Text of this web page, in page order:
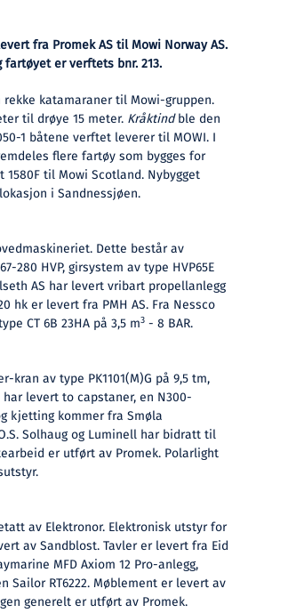
fra Promek AS til Mowi Norway AS.
fartøyet er verftets bnr. 213.
katamaraner til Mowi-gruppen.
til drøye 15 meter. Kråktindble den
1 båtene verftet leverer til MOWI. I
flere fartøy som bygges for
til Mowi Scotland. Nybygget
i Sandnessjøen.
Dette består av
280 HVP, girsystem av type HVP65E
AS har levert vribart propellanlegg
hk er levert fra PMH AS. Fra Nessco
CT 6B 23HA på 3,5 m3 - 8 BAR.
av type PK1101(M)G på 9,5 tm,
levert to capstaner, en N300-
kjetting kommer fra Smøla
Solhaug og Luminell har bidratt til
er utført av Promek. Polarlight
av Elektronor. Elektronisk utstyr for
av Sandblost. Tavler er levert fra Eid
MFD Axiom 12 Pro-anlegg,
Sailor RT6222. Møblement er levert av
generelt er utført av Promek.